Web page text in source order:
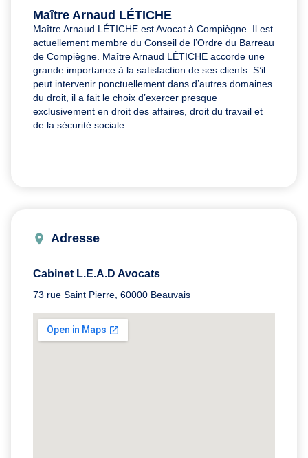
Maître Arnaud LÉTICHE
Maître Arnaud LÉTICHE est Avocat à Compiègne. Il est
actuellement membre du Conseil de l’Ordre du Barreau
de Compiègne. Maître Arnaud LÉTICHE accorde une
grande importance à la satisfaction de ses clients. S’il
peut intervenir ponctuellement dans d’autres domaines
du droit, il a fait le choix d’exercer presque
exclusivement en droit des affaires, droit du travail et
de la sécurité sociale.
Adresse
Cabinet L.E.A.D Avocats
73 rue Saint Pierre, 60000 Beauvais